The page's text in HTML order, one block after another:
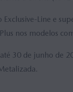
Line e
nos modelos
30 de junho de